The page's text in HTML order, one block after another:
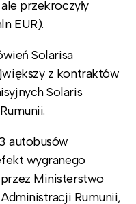
przekroczyły
EUR).
Solarisa
z kontraktów
Solaris
autobusów
wygranego
Ministerstwo
Rumunii,